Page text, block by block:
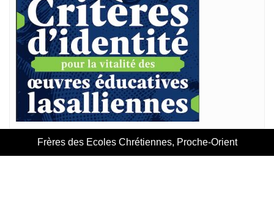
Frères des Ecoles Chrétiennes, Proche-Orient